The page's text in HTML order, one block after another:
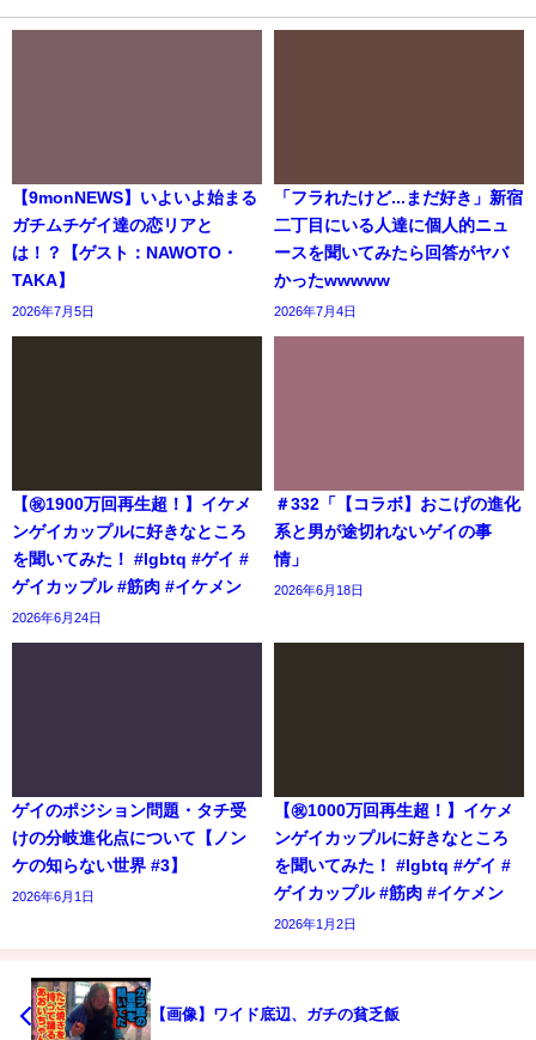
【9monNEWS】いよいよ始まる
ガチムチゲイ達の恋リアと
は！？【ゲスト：NAWOTO・
TAKA】
2026年7月5日
「フラれたけど...まだ好き」新宿
二丁目にいる人達に個人的ニュ
ースを聞いてみたら回答がヤバ
かったwwwww
2026年7月4日
【㊗️1900万回再生超！】イケメ
ンゲイカップルに好きなところ
を聞いてみた！ #lgbtq #ゲイ #
ゲイカップル #筋肉 #イケメン
2026年6月24日
＃332「【コラボ】おこげの進化
系と男が途切れないゲイの事
情」
2026年6月18日
ゲイのポジション問題・タチ受
けの分岐進化点について【ノン
ケの知らない世界 #3】
2026年6月1日
【㊗️1000万回再生超！】イケメ
ンゲイカップルに好きなところ
を聞いてみた！ #lgbtq #ゲイ #
ゲイカップル #筋肉 #イケメン
2026年1月2日
【画像】ワイド底辺、ガチの貧乏飯